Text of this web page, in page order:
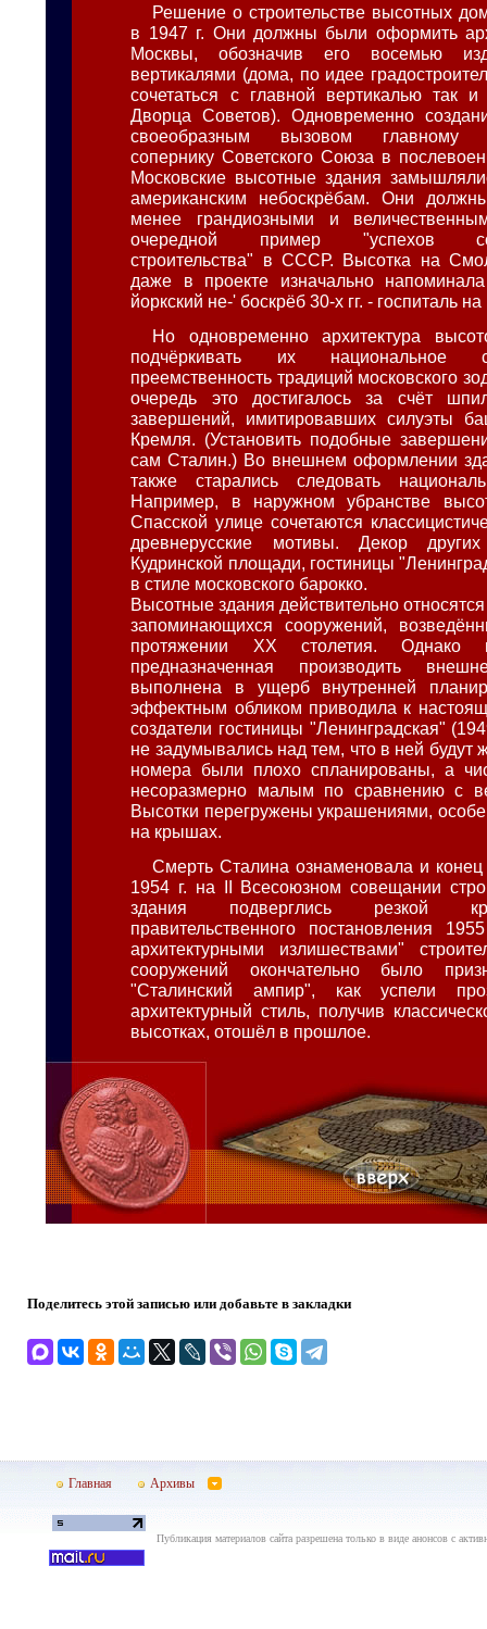
Решение о строительстве высотных
в 1947 г. Они должны были оформить
Москвы, обозначив его восемью
вертикалями (дома, по идее
сочетаться с главной вертикалью так и
Дворца Советов). Одновременно
своеобразным вызовом главному
сопернику Советского Союза в
Московские высотные здания
американским небоскрёбам. Они
менее грандиозными и
очередной пример "успехов
строительства" в СССР. Высотка на
даже в проекте изначально
йоркский не-' боскрёб 30-х гг. - госпиталь
Но одновременно архитектура
подчёркивать их национальное
преемственность традиций московского
очередь это достигалось за счёт
завершений, имитировавших силуэты
Кремля. (Установить подобные
сам Сталин.) Во внешнем оформлении
также старались следовать
Например, в наружном убранстве
Спасской улице сочетаются
древнерусские мотивы. Декор
Кудринской площади, гостиницы
в стиле московского барокко.
Высотные здания действительно
запоминающихся сооружений,
протяжении XX столетия. Однако
предназначенная производить
выполнена в ущерб внутренней
эффектным обликом приводила к
создатели гостиницы "Ленинградская"
не задумывались над тем, что в ней будут
номера были плохо спланированы, а
несоразмерно малым по сравнению с
Высотки перегружены украшениями,
на крышах.
Смерть Сталина ознаменовала и
1954 г. на II Всесоюзном совещании
здания подверглись резкой
правительственного постановления
архитектурными излишествами"
сооружений окончательно было
"Сталинский ампир", как успели
архитектурный стиль, получив
высотках, отошёл в прошлое.
Поделитесь этой записью или добавьте в закладки
Главная Архивы
Публикация материалов сайта разрешена только в виде анонсов с